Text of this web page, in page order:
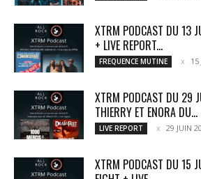
XTRM PODCAST DU 13
+ LIVE REPORT...
FREQUENCE MUTINE 15
XTRM PODCAST DU 29
THIERRY ET ENORA DU...
LIVE REPORT 29 JUIN
XTRM PODCAST DU 15